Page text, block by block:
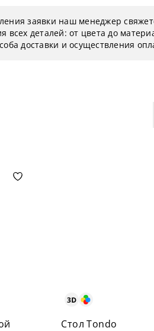
заявки наш менеджер
всех деталей: от цвета до
доставки и осуществления
Стол Tondo